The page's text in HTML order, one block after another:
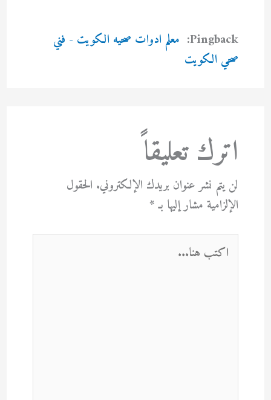
Pingback: معلم ادوات صحيه الكويت - فني
صحي الكويت
اترك تعليقاً
لن يتم نشر عنوان بريدك الإلكتروني. الحقول
الإلزامية مشار إليها بـ*
اكتب
هنا...